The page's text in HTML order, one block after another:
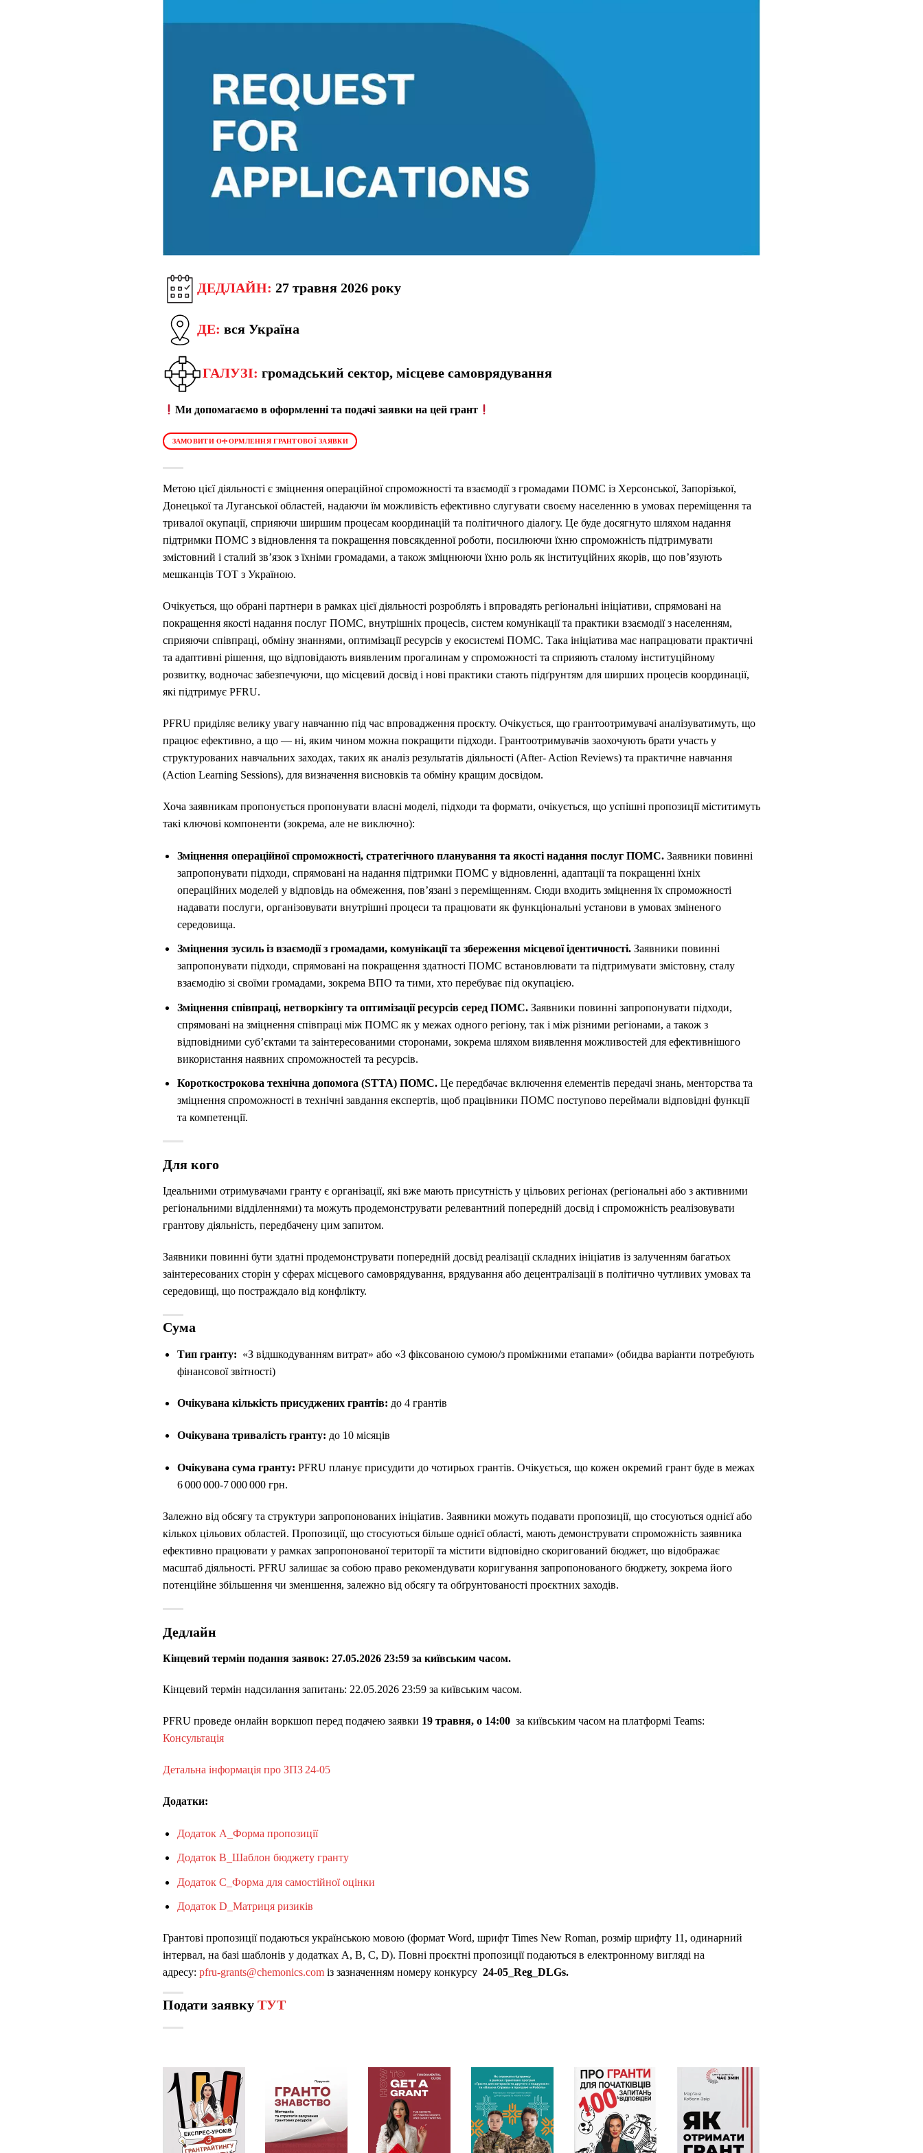
ДЕДЛАЙН: 27 травня 2026 року
ДЕ: вся Україна
ГАЛУЗІ: громадський сектор, місцеве самоврядування
Ми допомагаємо в оформленні та подачі заявки на цей грант
ЗАМОВИТИ ОФОРМЛЕННЯ ГРАНТОВОЇ ЗАЯВКИ
Метою цієї діяльності є зміцнення операційної спроможності та взаємодії з громадами ПОМС із Херсонської, Запорізької,
Донецької та Луганської областей, надаючи їм можливість ефективно слугувати своєму населенню в умовах переміщення та
тривалої окупації, сприяючи ширшим процесам координацій та політичного діалогу. Це буде досягнуто шляхом надання
підтримки ПОМС з відновлення та покращення повсякденної роботи, посилюючи їхню спроможність підтримувати
змістовний і сталий зв’язок з їхніми громадами, а також зміцнюючи їхню роль як інституційних якорів, що пов’язують
мешканців ТОТ з Україною.
Очікується, що обрані партнери в рамках цієї діяльності розроблять і впровадять регіональні ініціативи, спрямовані на
покращення якості надання послуг ПОМС, внутрішніх процесів, систем комунікації та практики взаємодії з населенням,
сприяючи співпраці, обміну знаннями, оптимізації ресурсів у екосистемі ПОМС. Така ініціатива має напрацювати практичні
та адаптивні рішення, що відповідають виявленим прогалинам у спроможності та сприяють сталому інституційному
розвитку, водночас забезпечуючи, що місцевий досвід і нові практики стають підґрунтям для ширших процесів координації,
які підтримує PFRU.
PFRU приділяє велику увагу навчанню під час впровадження проєкту. Очікується, що грантоотримувачі аналізуватимуть, що
працює ефективно, а що — ні, яким чином можна покращити підходи. Грантоотримувачів заохочують брати участь у
структурованих навчальних заходах, таких як аналіз результатів діяльності (After- Action Reviews) та практичне навчання
(Action Learning Sessions), для визначення висновків та обміну кращим досвідом.
Хоча заявникам пропонується пропонувати власні моделі, підходи та формати, очікується, що успішні пропозиції міститимуть
такі ключові компоненти (зокрема, але не виключно):
Зміцнення операційної спроможності, стратегічного планування та якості надання послуг ПОМС.Заявники повинні
запропонувати підходи, спрямовані на надання підтримки ПОМС у відновленні, адаптації та покращенні їхніх
операційних моделей у відповідь на обмеження, пов’язані з переміщенням. Сюди входить зміцнення їх спроможності
надавати послуги, організовувати внутрішні процеси та працювати як функціональні установи в умовах зміненого
середовища.
Зміцнення зусиль із взаємодії з громадами, комунікації та збереження місцевої ідентичності.Заявники повинні
запропонувати підходи, спрямовані на покращення здатності ПОМС встановлювати та підтримувати змістовну, сталу
взаємодію зі своїми громадами, зокрема ВПО та тими, хто перебуває під окупацією.
Зміцнення співпраці, нетворкінгу та оптимізації ресурсів серед ПОМС.Заявники повинні запропонувати підходи,
спрямовані на зміцнення співпраці між ПОМС як у межах одного регіону, так і між різними регіонами, а також з
відповідними суб’єктами та заінтересованими сторонами, зокрема шляхом виявлення можливостей для ефективнішого
використання наявних спроможностей та ресурсів.
Короткострокова технічна допомога (STTA) ПОМС.Це передбачає включення елементів передачі знань, менторства та
зміцнення спроможності в технічні завдання експертів, щоб працівники ПОМС поступово переймали відповідні функції
та компетенції.
Для кого
Ідеальними отримувачами гранту є організації, які вже мають присутність у цільових регіонах (регіональні або з активними
регіональними відділеннями) та можуть продемонструвати релевантний попередній досвід і спроможність реалізовувати
грантову діяльність, передбачену цим запитом.
Заявники повинні бути здатні продемонструвати попередній досвід реалізації складних ініціатив із залученням багатьох
заінтересованих сторін у сферах місцевого самоврядування, врядування або децентралізації в політично чутливих умовах та
середовищі, що постраждало від конфлікту.
Сума
Тип гранту: ​«З відшкодуванням витрат» або «З фіксованою сумою/з проміжними етапами» (обидва варіанти потребують
фінансової звітності)​
Очікувана кількість присуджених грантів: ​ до 4 грантів
Очікувана тривалість гранту: до 10 місяців
Очікувана сума гранту: ​ PFRU планує присудити до чотирьох грантів. Очікується, що кожен окремий грант буде в межах
6 000 000-7 000 000 грн.
Залежно від обсягу та структури запропонованих ініціатив. Заявники можуть подавати пропозиції, що стосуються однієї або
кількох цільових областей. Пропозиції, що стосуються більше однієї області, мають демонструвати спроможність заявника
ефективно працювати у рамках запропонованої території та містити відповідно скоригований бюджет, що відображає
масштаб діяльності. PFRU залишає за собою право рекомендувати коригування запропонованого бюджету, зокрема його
потенційне збільшення чи зменшення, залежно від обсягу та обґрунтованості проєктних заходів.​
Дедлайн
Кінцевий термін подання заявок: ​​27.05.2026 23:59 за київським часом.
Кінцевий термін надсилання запитань:​ 22.05.2026 23:59 за київським часом.
PFRU проведе онлайн воркшоп перед подачею заявки 19 травня, o 14:00 за київським часом на платформі Teams:
Консультація
Детальна інформація про ЗПЗ 24-05
Додатки:
Додаток А_Форма пропозиції
Додаток B_Шаблон бюджету гранту
Додаток C_Форма для самостійної оцінки
Додаток D_Матриця ризиків
Грантові пропозиції подаються українською мовою (формат Word, шрифт Times New Roman, розмір шрифту 11, одинарний
інтервал, на базі шаблонів у додатках A, B, С, D). Повні проєктні пропозиції подаються в електронному вигляді на
адресу: pfru-grants@chemonics.com із зазначенням номеру конкурсу 24-05_ Reg DLGs.
Подати заявку ТУТ